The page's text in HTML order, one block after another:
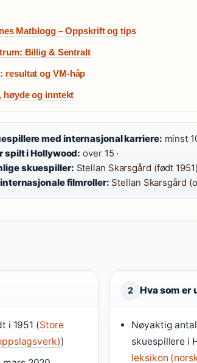
Matblogg – Oppskrift og tips
Billig & Sentralt
resultat og VM-håp
høyde og inntekt
med internasjonal karriere: minst
spilt i Hollywood: over 15 ·
skuespiller: Stellan Skarsgård (født 1951)
filmroller: Stellan Skarsgård
i 1951 (Store
)
2 Hva som er
Nøyaktig
skuespillere i
leksikon